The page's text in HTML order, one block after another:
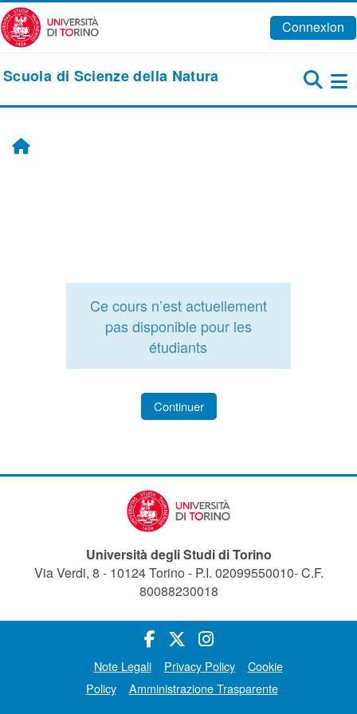
Passer au contenu principal
Connexion
Scuola di Scienze della Natura
Accueil
Ce cours n’est actuellement
pas disponible pour les
étudiants
Continuer
Università degli Studi di Torino
Via Verdi, 8 - 10124 Torino - P.I. 02099550010- C.F.
80088230018
Note Legali Privacy Policy
Cookie
Policy
Amministrazione Trasparente